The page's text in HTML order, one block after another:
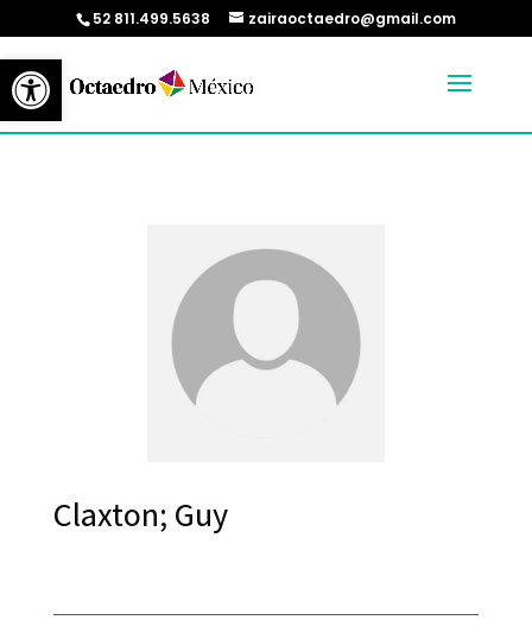
Abrir barra de herramientas
52 811.499.5638 zairaoctaedro@gmail.com
Claxton; Guy